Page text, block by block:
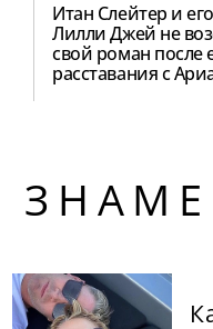
Итан Слейтер и
Лилли Джей не
свой роман после
расставания с